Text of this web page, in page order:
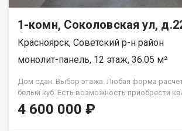
1-комн, Соколовская ул,
Красноярск, Советский р-н район
монолит-панель, 12 этаж, 36.05 м²
Дом сдан. Выбор этажа. Любая форма
белый куб. Есть возможность приобрести
Аринский, под семейную ипотеку сбербанк,
весь срок кредита. Совкомбанк 3.9% на
4 600 000 ₽